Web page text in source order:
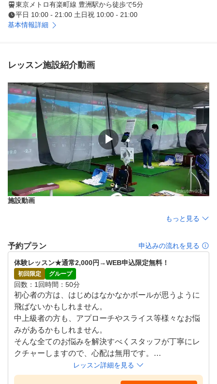
ムではなく、個々のゴルフのお悩みやお体の不安要素・こ
れまでのスポーツ歴などを具体的にヒアリングさせて頂き
、上達までの長期・中期・短期プログラム作成して皆様の
プロが現在の状態と今後のスイング改善を見て最適なクラ
東京メトロ有楽町線 豊洲駅から徒歩で5分
平日 10:00 - 21:00 土日祝 10:00 - 21:00
基本情報詳細
レッスン施設紹介動画
▶
施設動画
もっと見る
予約プラン 申込みの流れを見る
体験レッスン★通常2,000円→WEB申込限定無料！
初回限定 グループ
回数 1回時間 50分
初心者の方は、はじめはなかなかボールが思うように
飛ばないかもしれません。
中上級者の方も、アプローチやスライス等様々なお悩
みがあるかもしれません。
そんな全てのお悩みを解決すべくスタッフが丁寧にレ
クチャーしますので、心配は無用です。
通常のレッスンに参加できますので雰囲気を味わえま
す。
レッスン詳細を見る